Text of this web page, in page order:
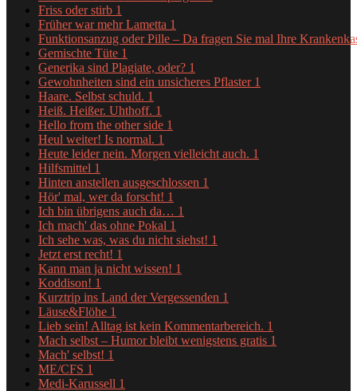
Friss oder stirb 1
Früher war mehr Lametta 1
Funktionsanzug oder Pille – Da fragen Sie mal Ihre
Gemischte Tüte 1
Generika sind Plagiate, oder? 1
Gewohnheiten sind ein unsicheres Pflaster 1
Haare. Selbst schuld. 1
Heiß. Heißer. Uhthoff. 1
Hello from the other side 1
Heul weiter! Is normal. 1
Heute leider nein. Morgen vielleicht auch. 1
Hilfsmittel 1
Hinten anstellen ausgeschlossen 1
Hör' mal, wer da forscht! 1
Ich bin übrigens auch da… 1
Ich mach' das ohne Pokal 1
Ich sehe was, was du nicht siehst! 1
Jetzt erst recht! 1
Kann man ja nicht wissen! 1
Koddison! 1
Kurztrip ins Land der Vergessenden 1
Läuse&Flöhe 1
Lieb sein! Alltag ist kein Kommentarbereich. 1
Mach selbst – Humor bleibt wenigstens gratis 1
Mach' selbst! 1
ME/CFS 1
Medi-Karussell 1